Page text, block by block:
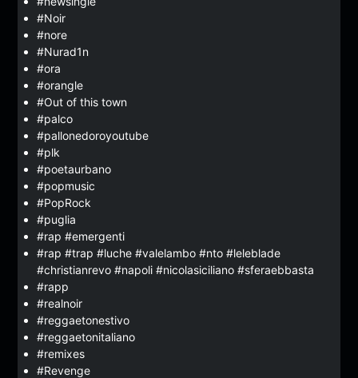
#Noir
#nore
#Nurad1n
#ora
#orangle
#Out of this town
#palco
#pallonedoroyoutube
#plk
#poetaurbano
#popmusic
#PopRock
#puglia
#rap #emergenti
#rap #trap #luche #valelambo #nto #leleblade
#christianrevo #napoli #nicolasiciliano #sferaebbasta
#rapp
#realnoir
#reggaetonestivo
#reggaetonitaliano
#remixes
#Revenge